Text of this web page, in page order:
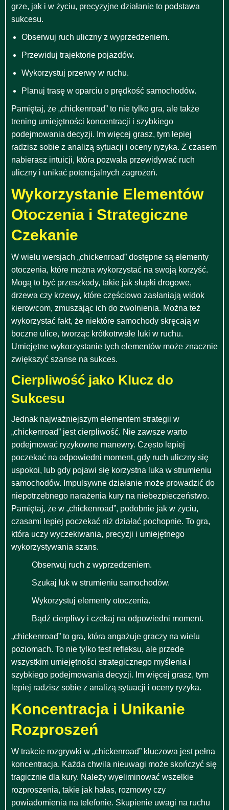
grze, jak i w życiu, precyzyjne działanie to podstawa
sukcesu.
Obserwuj ruch uliczny z wyprzedzeniem.
Przewiduj trajektorie pojazdów.
Wykorzystuj przerwy w ruchu.
Planuj trasę w oparciu o prędkość samochodów.
Pamiętaj, że „chickenroad” to nie tylko gra, ale także
trening umiejętności koncentracji i szybkiego
podejmowania decyzji. Im więcej grasz, tym lepiej
radzisz sobie z analizą sytuacji i oceny ryzyka. Z czasem
nabierasz intuicji, która pozwala przewidywać ruch
uliczny i unikać potencjalnych zagrożeń.
Wykorzystanie Elementów
Otoczenia i Strategiczne
Czekanie
W wielu wersjach „chickenroad” dostępne są elementy
otoczenia, które można wykorzystać na swoją korzyść.
Mogą to być przeszkody, takie jak słupki drogowe,
drzewa czy krzewy, które częściowo zasłaniają widok
kierowcom, zmuszając ich do zwolnienia. Można też
wykorzystać fakt, że niektóre samochody skręcają w
boczne ulice, tworząc krótkotrwałe luki w ruchu.
Umiejętne wykorzystanie tych elementów może znacznie
zwiększyć szanse na sukces.
Cierpliwość jako Klucz do
Sukcesu
Jednak najważniejszym elementem strategii w
„chickenroad” jest cierpliwość. Nie zawsze warto
podejmować ryzykowne manewry. Często lepiej
poczekać na odpowiedni moment, gdy ruch uliczny się
uspokoi, lub gdy pojawi się korzystna luka w strumieniu
samochodów. Impulsywne działanie może prowadzić do
niepotrzebnego narażenia kury na niebezpieczeństwo.
Pamiętaj, że w „chickenroad”, podobnie jak w życiu,
czasami lepiej poczekać niż działać pochopnie. To gra,
która uczy wyczekiwania, precyzji i umiejętnego
wykorzystywania szans.
Obserwuj ruch z wyprzedzeniem.
Szukaj luk w strumieniu samochodów.
Wykorzystuj elementy otoczenia.
Bądź cierpliwy i czekaj na odpowiedni moment.
„chickenroad” to gra, która angażuje graczy na wielu
poziomach. To nie tylko test refleksu, ale przede
wszystkim umiejętności strategicznego myślenia i
szybkiego podejmowania decyzji. Im więcej grasz, tym
lepiej radzisz sobie z analizą sytuacji i oceny ryzyka.
Koncentracja i Unikanie
Rozproszeń
W trakcie rozgrywki w „chickenroad” kluczowa jest pełna
koncentracja. Każda chwila nieuwagi może skończyć się
tragicznie dla kury. Należy wyeliminować wszelkie
rozproszenia, takie jak hałas, rozmowy czy
powiadomienia na telefonie. Skupienie uwagi na ruchu